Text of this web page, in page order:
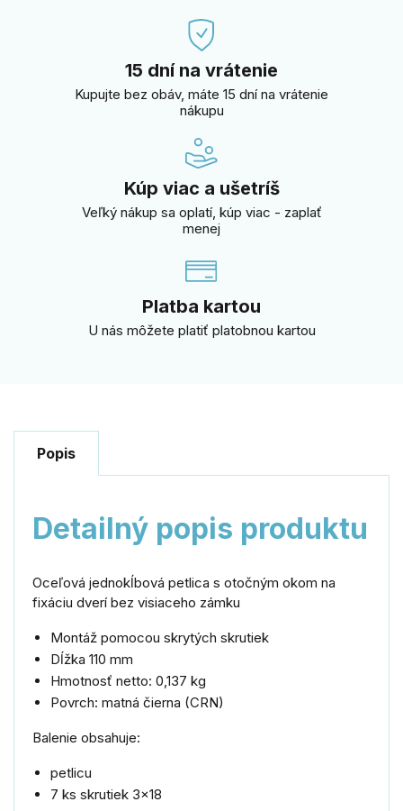
15 dní na vrátenie
Kupujte bez obáv, máte 15 dní na vrátenie
nákupu
Kúp viac a ušetríš
Veľký nákup sa oplatí, kúp viac - zaplať
menej
Platba kartou
U nás môžete platiť platobnou kartou
Popis
Detailný popis produktu
Oceľová jednokĺbová petlica s otočným okom na
fixáciu dverí bez visiaceho zámku
Montáž pomocou skrytých skrutiek
Dĺžka 110 mm
Hmotnosť netto: 0,137 kg
Povrch: matná čierna (CRN)
Balenie obsahuje:
petlicu
7 ks skrutiek 3x18